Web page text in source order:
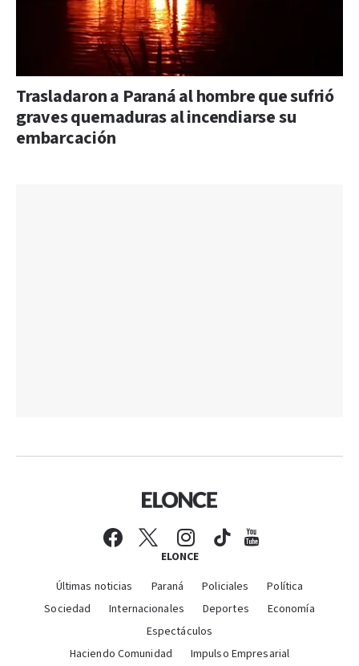
Trasladaron a Paraná al hombre que sufrió
graves quemaduras al incendiarse su
embarcación
ELONCE
Últimas noticias Paraná Policiales
Política
Sociedad
Internacionales Deportes
Economía
Espectáculos
Haciendo Comunidad
Impulso Empresarial